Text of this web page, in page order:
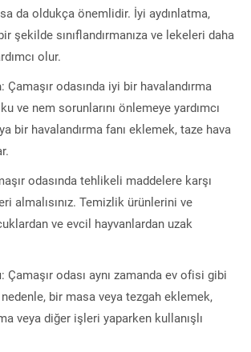
da oldukça önemlidir. İyi aydınlatma,
şekilde sınıflandırmanıza ve lekeleri daha
olur.
: Çamaşır odasında iyi bir havalandırma
ve nem sorunlarını önlemeye yardımcı
bir havalandırma fanı eklemek, taze hava
odasında tehlikeli maddelere karşı
almalısınız. Temizlik ürünlerini ve
ve evcil hayvanlardan uzak
: Çamaşır odası aynı zamanda ev ofisi gibi
bir masa veya tezgah eklemek,
veya diğer işleri yaparken kullanışlı